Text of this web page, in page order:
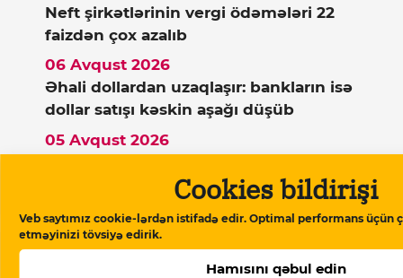
Cookies bildirişi
Veb saytımız cookie-lərdən istifadə edir. Optimal performans üçün
etməyinizi tövsiyə edirik.
Hamısını qəbul edin
Neft şirkətlərinin vergi ödəmələri 22
faizdən çox azalıb
Əhali dollardan uzaqlaşır: bankların isə
dollar satışı kəskin aşağı düşüb
06 Avqust 2026
fəaldan yenə xəbər yoxdur
05 Avqust 2026